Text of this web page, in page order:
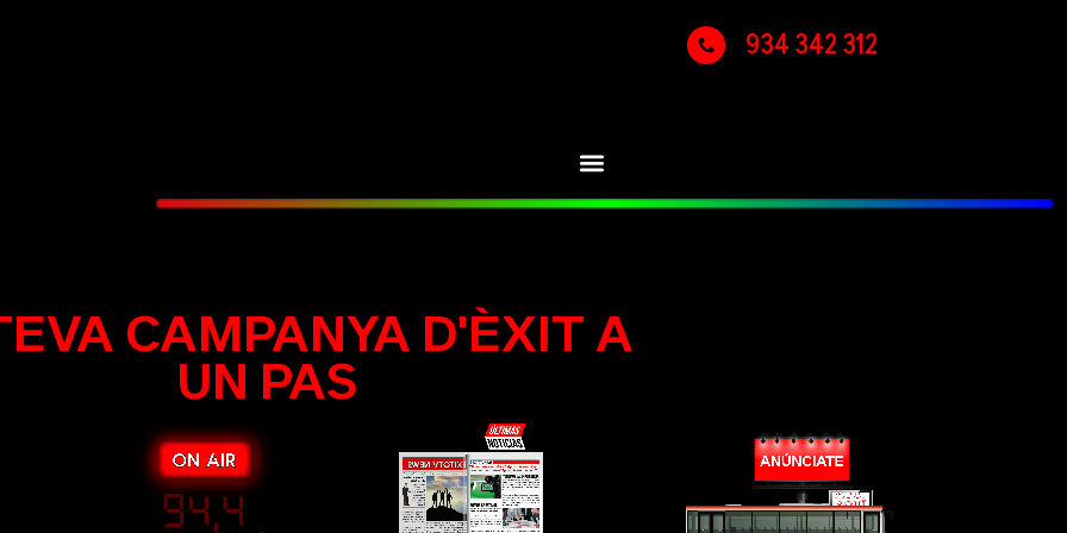
934 342 312
CAMPANYA D'ÈXIT A
UN PAS